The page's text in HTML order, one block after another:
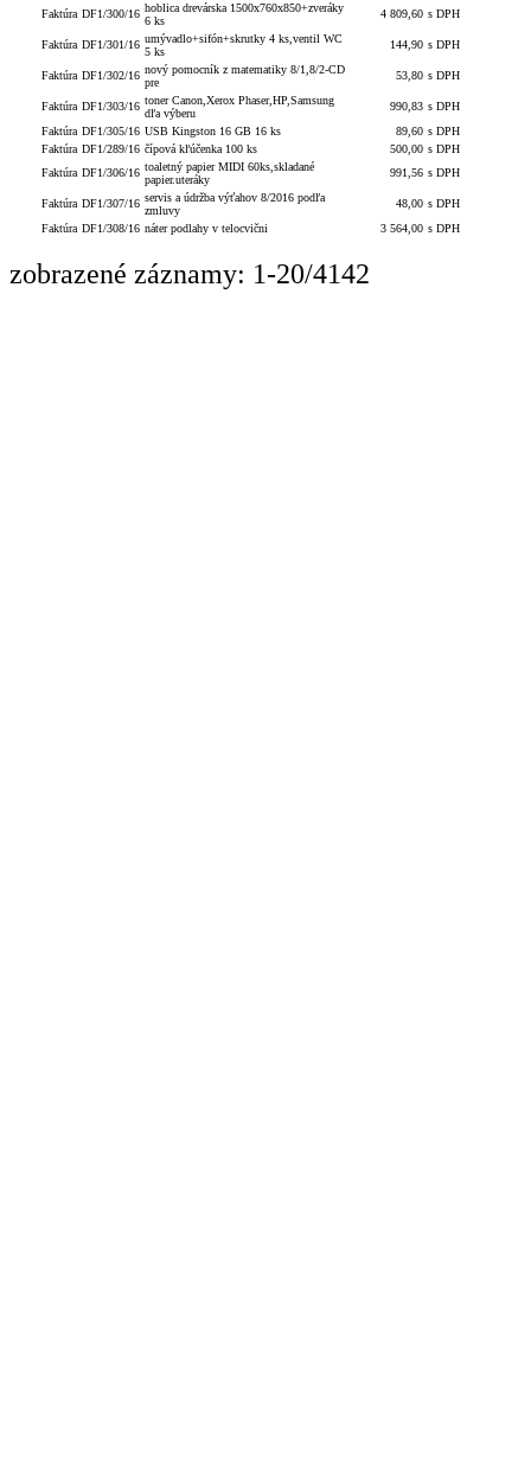
Faktúra DF1/300/16 hoblica drevárska 1500x760x850+zveráky
6 ks
4 809,60 s DPH
Faktúra DF1/301/16 umývadlo+sifón+skrutky 4 ks,ventil WC
5 ks
144,90 s DPH
Faktúra DF1/302/16 nový pomocník z matematiky 8/1,8/2-CD
pre
53,80 s DPH
Faktúra DF1/303/16 toner Canon,Xerox Phaser,HP,Samsung
dľa výberu
990,83 s DPH
Faktúra DF1/305/16 USB Kingston 16 GB 16 ks 89,60 s DPH
Faktúra DF1/289/16 čípová kľúčenka 100 ks 500,00 s DPH
Faktúra DF1/306/16 toaletný papier MIDI 60ks,skladané
papier.uteráky
991,56 s DPH
Faktúra DF1/307/16 servis a údržba výťahov 8/2016 podľa
zmluvy
48,00 s DPH
Faktúra DF1/308/16 náter podlahy v telocvični 3 564,00 s DPH
zobrazené záznamy: 1-20/4142